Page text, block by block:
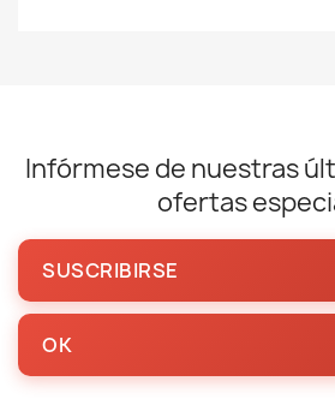
Infórmese de nuestras
ofertas